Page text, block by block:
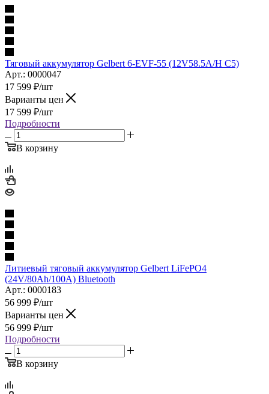
Тяговый аккумулятор Gelbert 6-EVF-55 (12V58.5A/H C5)
Арт.: 0000047
17 599 ₽/шт
Варианты цен
17 599 ₽/шт
Подробности
В корзину
Литиевый тяговый аккумулятор Gelbert LiFePO4
(24V/80Ah/100A) Bluetooth
Арт.: 0000183
56 999 ₽/шт
Варианты цен
56 999 ₽/шт
Подробности
В корзину